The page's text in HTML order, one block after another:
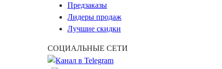
Предзаказы
Лидеры продаж
Лучшие скидки
СОЦИАЛЬНЫЕ СЕТИ